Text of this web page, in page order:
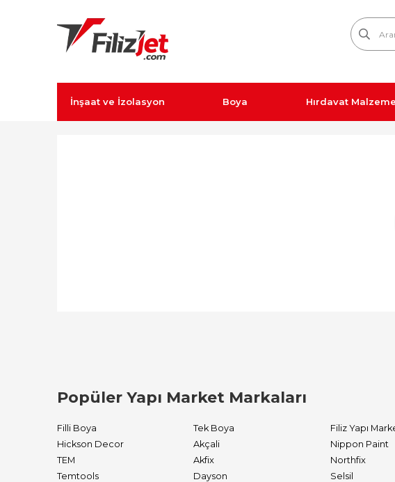
İnşaat ve İzolasyon Boya Hırdavat
Popüler Yapı Market Markaları
Filli Boya Tek Boya
Filiz Yapı
Hickson Decor
Akçali
Nippon Paint
TEM
Akfix
Northfix
Temtools
Dayson
Selsil